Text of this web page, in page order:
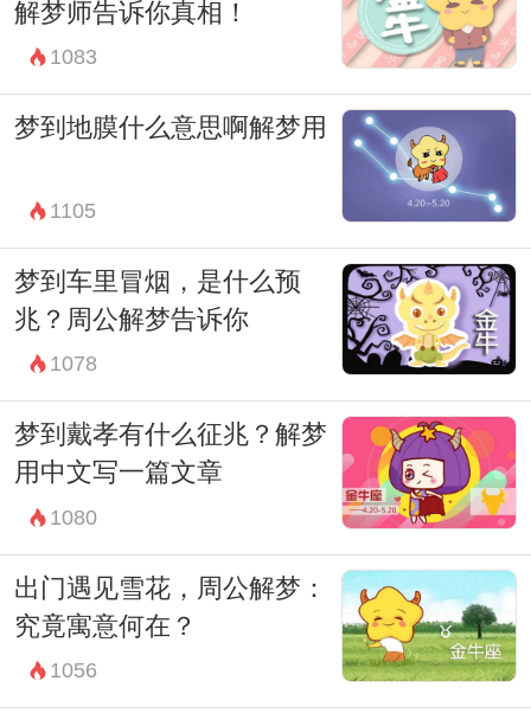
可能意味着这个人物将会在我们的生活中扮
演重要角色，或者是某种权力的转移与交
替。这时，我们需要警惕观察，保持与他人
的良好沟通，以应对可能出现的变化。
综上所述，大蛇进入屋内的梦境可能有着多
重的象征意义。它既可能是变革与转变的预
兆，也可能是智慧与启示的象征；同时也可
能暗示着内心的恐惧与焦虑，或者与人际关
静地思考，并从中汲取启示，以指引我们走
向更加充实和美好的人生。
解梦师告诉你真相！
1083
梦到地膜什么意思啊解梦用
1105
梦到车里冒烟，是什么预
兆？周公解梦告诉你
1078
梦到戴孝有什么征兆？解梦
用中文写一篇文章
1080
出门遇见雪花，周公解梦：
究竟寓意何在？
1056